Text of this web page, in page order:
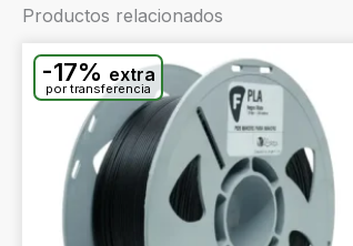
Productos relacionados
-17% extra
por transferencia